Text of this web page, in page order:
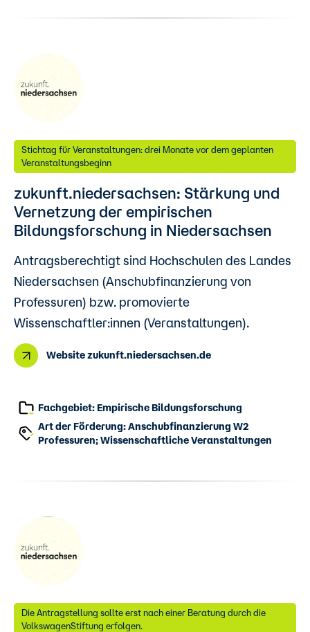
Stichtag für Veranstaltungen: drei Monate vor dem geplanten
Veranstaltungsbeginn
zukunft.niedersachsen: Stärkung und
Vernetzung der empirischen
Bildungsforschung in Niedersachsen
Antragsberechtigt sind Hochschulen des Landes
Niedersachsen (Anschubfinanzierung von
Professuren) bzw. promovierte
Wissenschaftler:innen (Veranstaltungen).
Website zukunft.niedersachsen.de
Fachgebiet: Empirische Bildungsforschung
Art der Förderung: Anschubfinanzierung W2
Professuren; Wissenschaftliche Veranstaltungen
Die Antragstellung sollte erst nach einer Beratung durch die
VolkswagenStiftung erfolgen.